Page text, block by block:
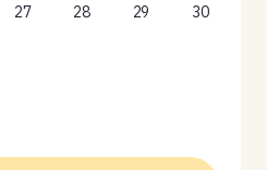
27 28 29 30